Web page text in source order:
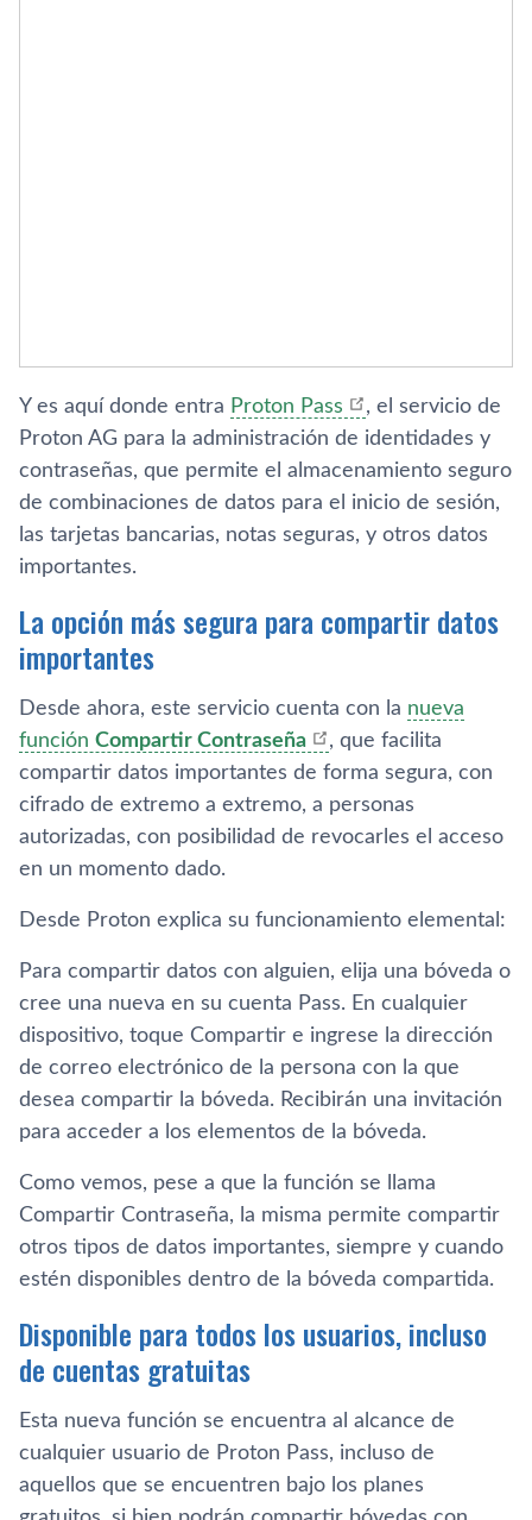
Y es aquí donde entra Proton Pass
, el servicio de
Proton AG para la administración de identidades y
contraseñas, que permite el almacenamiento seguro
de combinaciones de datos para el inicio de sesión,
las tarjetas bancarias, notas seguras, y otros datos
importantes.
La opción más segura para compartir datos
importantes
Desde ahora, este servicio cuenta con la nueva
función Compartir Contraseña
, que facilita
compartir datos importantes de forma segura, con
cifrado de extremo a extremo, a personas
autorizadas, con posibilidad de revocarles el acceso
en un momento dado.
Desde Proton explica su funcionamiento elemental:
Para compartir datos con alguien, elija una bóveda o
cree una nueva en su cuenta Pass. En cualquier
dispositivo, toque Compartir e ingrese la dirección
de correo electrónico de la persona con la que
desea compartir la bóveda. Recibirán una invitación
para acceder a los elementos de la bóveda.
Como vemos, pese a que la función se llama
Compartir Contraseña, la misma permite compartir
otros tipos de datos importantes, siempre y cuando
estén disponibles dentro de la bóveda compartida.
Disponible para todos los usuarios, incluso
de cuentas gratuitas
Esta nueva función se encuentra al alcance de
cualquier usuario de Proton Pass, incluso de
aquellos que se encuentren bajo los planes